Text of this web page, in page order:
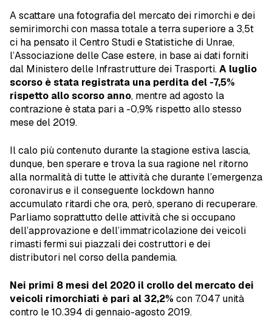
A scattare una fotografia del mercato dei rimorchi e dei
semirimorchi con massa totale a terra superiore a 3,5t
ci ha pensato il Centro Studi e Statistiche di Unrae,
l’Associazione delle Case estere, in base ai dati forniti
dal Ministero delle Infrastrutture dei Trasporti.A luglio
scorso è stata registrata una perdita del -7,5%
rispetto allo scorso anno, mentre ad agosto la
contrazione è stata pari a -0,9% rispetto allo stesso
mese del 2019.
Il calo più contenuto durante la stagione estiva lascia,
dunque, ben sperare e trova la sua ragione nel ritorno
alla normalità di tutte le attività che durante l’emergenza
coronavirus e il conseguente lockdown hanno
accumulato ritardi che ora, però, sperano di recuperare.
Parliamo soprattutto delle attività che si occupano
dell’approvazione e dell’immatricolazione dei veicoli
rimasti fermi sui piazzali dei costruttori e dei
distributori nel corso della pandemia.
Nei primi 8 mesi del 2020 il crollo del mercato dei
veicoli rimorchiati è pari al 32,2% con 7.047 unità
contro le 10.394 di gennaio-agosto 2019.